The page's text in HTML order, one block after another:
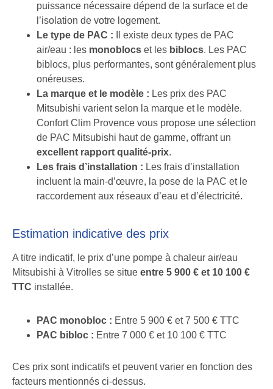
puissance nécessaire dépend de la surface et de
l’isolation de votre logement.
Le type de PAC : Il existe deux types de PAC
air/eau : les monoblocs et les biblocs. Les PAC
biblocs, plus performantes, sont généralement plus
onéreuses.
La marque et le modèle : Les prix des PAC
Mitsubishi varient selon la marque et le modèle.
Confort Clim Provence vous propose une sélection
de PAC Mitsubishi haut de gamme, offrant un
excellent rapport qualité-prix.
Les frais d’installation : Les frais d’installation
incluent la main-d’œuvre, la pose de la PAC et le
raccordement aux réseaux d’eau et d’électricité.
Estimation indicative des prix
A titre indicatif, le prix d’une pompe à chaleur air/eau
Mitsubishi à Vitrolles se situe entre 5 900 € et 10 100 €
TTC installée.
PAC monobloc : Entre 5 900 € et 7 500 € TTC
PAC bibloc : Entre 7 000 € et 10 100 € TTC
Ces prix sont indicatifs et peuvent varier en fonction des
facteurs mentionnés ci-dessus.